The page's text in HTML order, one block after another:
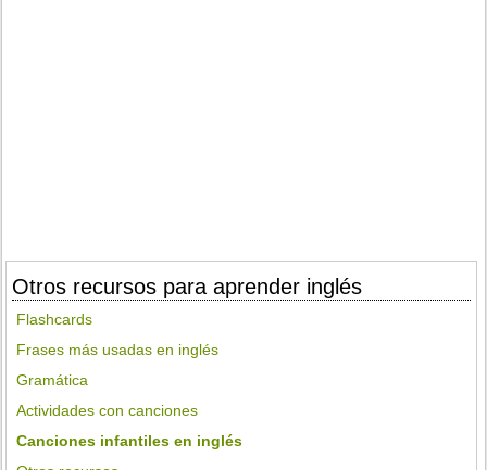
Otros recursos para aprender inglés
Flashcards
Frases más usadas en inglés
Gramática
Actividades con canciones
Canciones infantiles en inglés